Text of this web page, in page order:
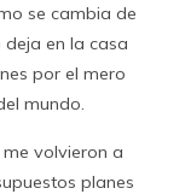
se cambia de
en la casa
por el mero
mundo.
volvieron a
planes